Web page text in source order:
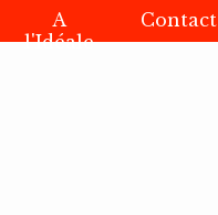
A
l'Idéale
Contact